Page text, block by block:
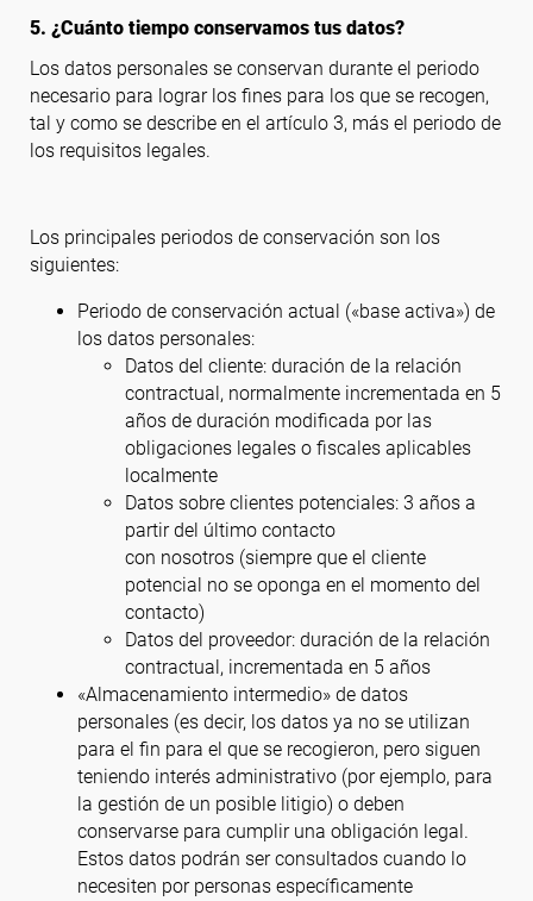
5. ¿Cuánto tiempo conservamos tus datos?
Los datos personales se conservan durante el periodo
necesario para lograr los fines para los que se recogen,
tal y como se describe en el artículo 3, más el periodo de
los requisitos legales.
Los principales periodos de conservación son los
siguientes:
Periodo de conservación actual («base activa») de
los datos personales:
Datos del cliente: duración de la relación
contractual, normalmente incrementada en 5
años de duración modificada por las
obligaciones legales o fiscales aplicables
localmente
Datos sobre clientes potenciales: 3 años a
partir del último contacto
con nosotros (siempre que el cliente
potencial no se oponga en el momento del
contacto)
Datos del proveedor: duración de la relación
contractual, incrementada en 5 años
«Almacenamiento intermedio» de datos
personales (es decir, los datos ya no se utilizan
para el fin para el que se recogieron, pero siguen
teniendo interés administrativo (por ejemplo, para
la gestión de un posible litigio) o deben
conservarse para cumplir una obligación legal.
Estos datos podrán ser consultados cuando lo
necesiten por personas específicamente